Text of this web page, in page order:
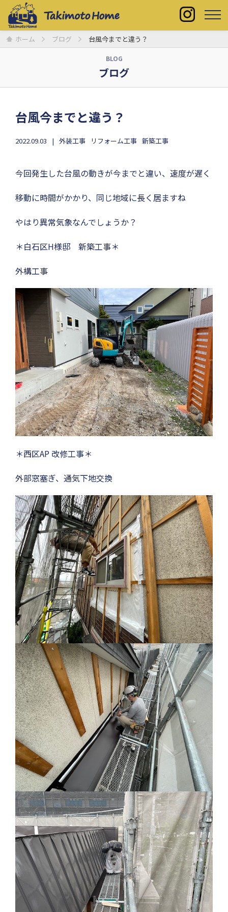
ホーム ブログ 台風今までと違う？
BLOG
ブログ
台風今までと違う？
2022.09.03 外装工事 リフォーム工事 新築工事
今回発生した台風の動きが今までと違い、速度が遅く
移動に時間がかかり、同じ地域に長く居ますね
やはり異常気象なんでしょうか？
＊白石区H様邸 新築工事＊
外構工事
＊西区AP 改修工事＊
外部窓塞ぎ、通気下地交換